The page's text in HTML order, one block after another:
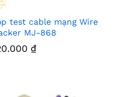
test cable mạng Wire
MJ-868
₫